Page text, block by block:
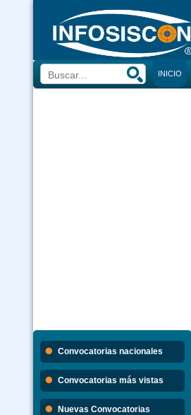
INICIO
Convocatorias nacionales
Convocatorias más vistas
Nuevas Convocatorias